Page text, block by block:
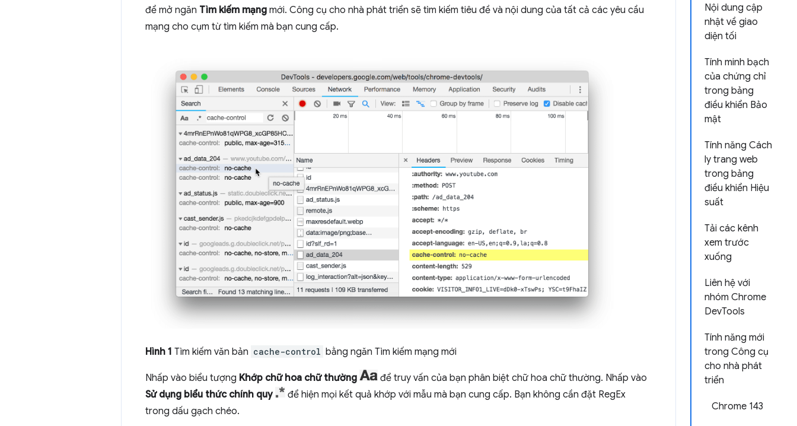
Nội dung cập
nhật về giao
diện tối
Tính minh bạch
của chứng chỉ
trong bảng
điều khiển Bảo
mật
Tính năng Cách
ly trang web
trong bảng
điều khiển Hiệu
suất
Tải các kênh
xem trước
xuống
Liên hệ với
nhóm Chrome
DevTools
Tính năng mới
trong Công cụ
cho nhà phát
triển
Chrome 143
để mở ngăn Tìm kiếm mạng mới. Công cụ cho nhà phát triển sẽ tìm kiếm tiêu đề và nội dung của tất cả các yêu cầu
mạng cho cụm từ tìm kiếm mà bạn cung cấp.
Hình 1 Tìm kiếm văn bản cache-control bằng ngăn Tìm kiếm mạng mới
Nhấp vào biểu tượng Khớp chữ hoa chữ thường
để truy vấn của bạn phân biệt chữ hoa chữ thường. Nhấp vào
Sử dụng biểu thức chính quy
để hiện mọi kết quả khớp với mẫu mà bạn cung cấp. Bạn không cần đặt RegEx
trong dấu gạch chéo.